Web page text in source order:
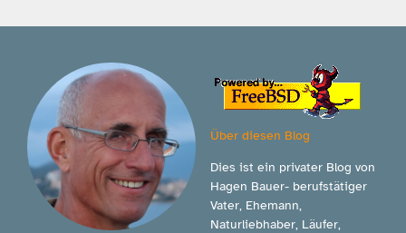
Über diesen Blog
Dies ist ein privater Blog von
Hagen Bauer- berufstätiger
Vater, Ehemann,
Naturliebhaber, Läufer,